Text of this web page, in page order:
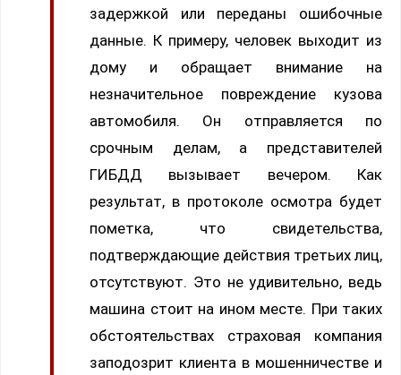
задержкой или переданы ошибочные
данные. К примеру, человек выходит из
дому и обращает внимание на
незначительное повреждение кузова
автомобиля. Он отправляется по
срочным делам, а представителей
ГИБДД вызывает вечером. Как
результат, в протоколе осмотра будет
пометка, что свидетельства,
подтверждающие действия третьих лиц,
отсутствуют. Это не удивительно, ведь
машина стоит на ином месте. При таких
обстоятельствах страховая компания
заподозрит клиента в мошенничестве и